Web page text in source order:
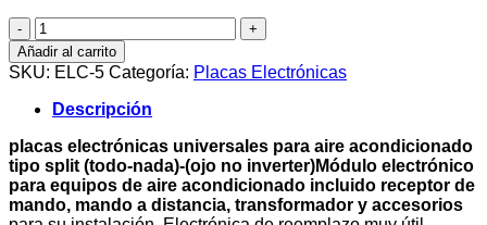
Placas
electrónicas
universales
para
aire
acondicionado
tipo
split
cantidad
Añadir al carrito
SKU: ELC-5 Categoría: Placas Electrónicas
Descripción
placas electrónicas universales para aire acondicionado
tipo split (todo-nada)-(ojo no inverter)Módulo electrónico
para equipos de aire acondicionado incluido receptor de
mando, mando a distancia, transformador y accesorios